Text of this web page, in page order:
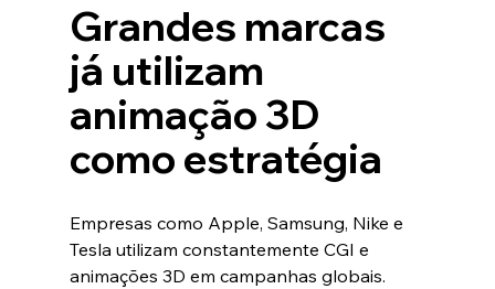
Grandes marcas
já utilizam
animação 3D
como estratégia
Empresas como Apple, Samsung, Nike e
Tesla utilizam constantemente CGI e
animações 3D em campanhas globais.